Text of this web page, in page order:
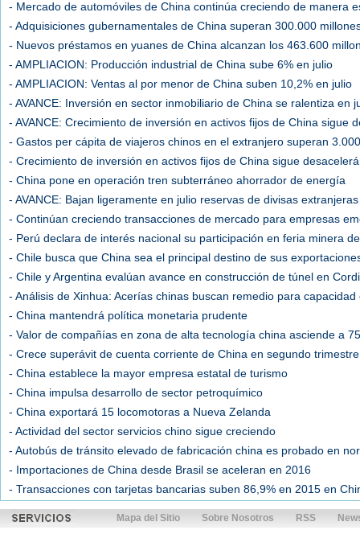
- Mercado de automóviles de China continúa creciendo de manera
- Adquisiciones gubernamentales de China superan 300.000
- Nuevos préstamos en yuanes de China alcanzan los 463.600
- AMPLIACION: Producción industrial de China sube 6% en julio
- AMPLIACION: Ventas al por menor de China suben 10,2% en julio
- AVANCE: Inversión en sector inmobiliario de China se ralentiza en
- AVANCE: Crecimiento de inversión en activos fijos de China sigue
- Gastos per cápita de viajeros chinos en el extranjero superan
- Crecimiento de inversión en activos fijos de China sigue
- China pone en operación tren subterráneo ahorrador de energía
- AVANCE: Bajan ligeramente en julio reservas de divisas
- Continúan creciendo transacciones de mercado para empresas
- Perú declara de interés nacional su participación en feria minera
- Chile busca que China sea el principal destino de sus
- Chile y Argentina evalúan avance en construcción de túnel en
- Análisis de Xinhua: Acerías chinas buscan remedio para capacidad
- China mantendrá política monetaria prudente
- Valor de compañías en zona de alta tecnología china asciende a
- Crece superávit de cuenta corriente de China en segundo trimestre
- China establece la mayor empresa estatal de turismo
- China impulsa desarrollo de sector petroquímico
- China exportará 15 locomotoras a Nueva Zelanda
- Actividad del sector servicios chino sigue creciendo
- Autobús de tránsito elevado de fabricación china es probado en
- Importaciones de China desde Brasil se aceleran en 2016
- Transacciones con tarjetas bancarias suben 86,9% en 2015 en